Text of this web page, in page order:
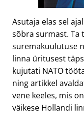
Asutaja elas sel
sõbra surmast. Ta
suremakuulutuse
linna üritusest
kujutati NATO
ning artikkel
vene keeles, mis
väikese Hollandi